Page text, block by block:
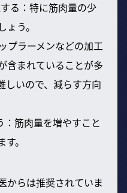
る：特に筋肉量の少
う。
プラーメンなどの加工
含まれていることが多
しいので、減らす方向
筋肉量を増やすこと
。
からは推奨されていま